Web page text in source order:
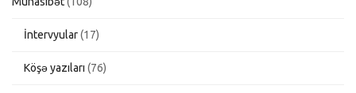
İntervyular(17)
Köşə yazıları (76)